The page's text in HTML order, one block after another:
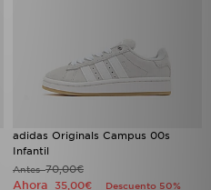
adidas Originals Campus 00s
Infantil
Antes70,00€
Ahora 35,00€ Descuento 50%